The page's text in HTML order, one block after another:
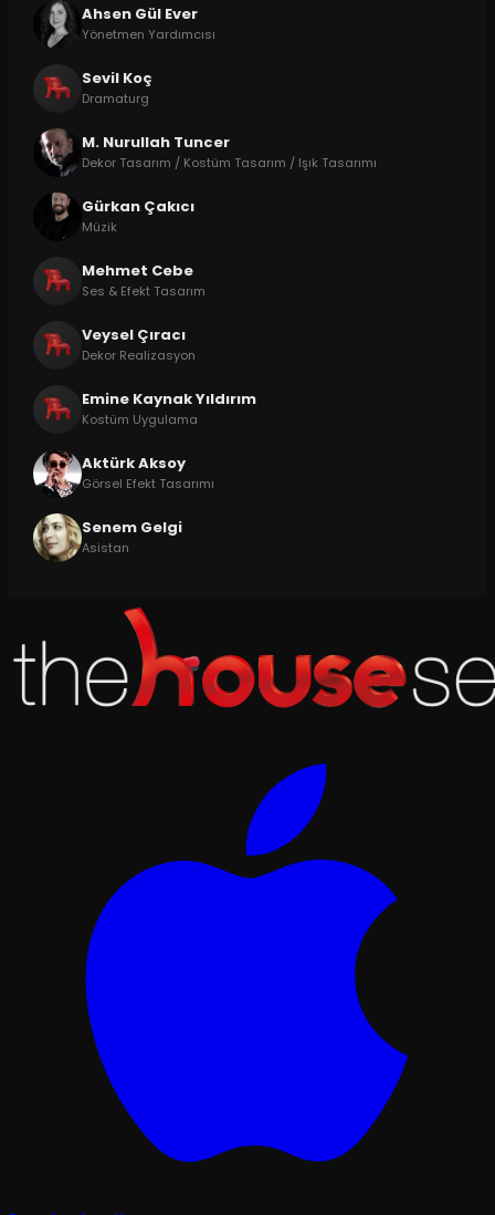
Ahsen Gül Ever
Yönetmen Yardımcısı
Sevil Koç
Dramaturg
M. Nurullah Tuncer
Dekor Tasarım / Kostüm Tasarım / Işık Tasarımı
Gürkan Çakıcı
Müzik
Mehmet Cebe
Ses & Efekt Tasarım
Veysel Çıracı
Dekor Realizasyon
Emine Kaynak Yıldırım
Kostüm Uygulama
Aktürk Aksoy
Görsel Efekt Tasarımı
Senem Gelgi
Asistan